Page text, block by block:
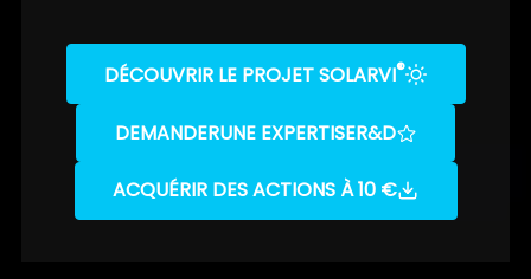
DÉCOUVRIR LE PROJET SOLARVI®
DEMANDERUNE EXPERTISER&D
ACQUÉRIR DES ACTIONS À 10 €